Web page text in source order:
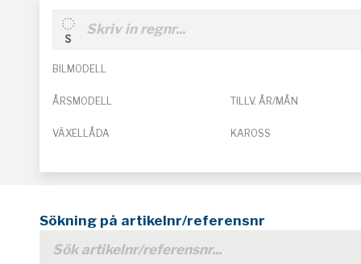
BILMODELL
ÅRSMODELL TILLV. ÅR/MÅN
VÄXELLÅDA KAROSS
Sökning på artikelnr/referensnr